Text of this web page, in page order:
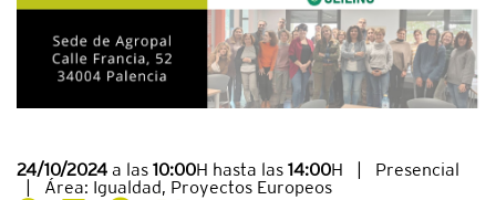
24/10/2024 a las 10:00H hasta las 14:00H
Presencial
Área: Igualdad, Proyectos Europeos